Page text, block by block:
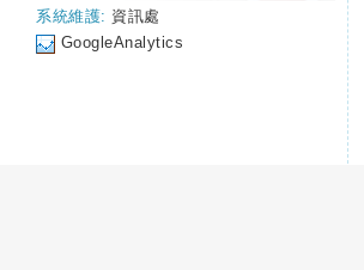
系統維護: 資訊處
GoogleAnalytics